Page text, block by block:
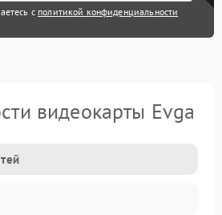
с политикой конфиденциальности
видеокарты Evga